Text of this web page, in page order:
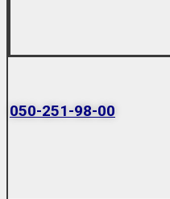
050-251-98-00